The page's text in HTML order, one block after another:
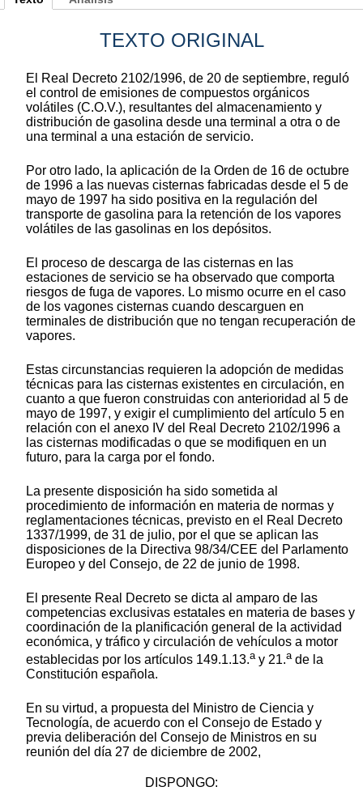
TEXTO ORIGINAL
El Real Decreto 2102/1996, de 20 de septiembre, reguló
el control de emisiones de compuestos orgánicos
volátiles (C.O.V.), resultantes del almacenamiento y
distribución de gasolina desde una terminal a otra o de
una terminal a una estación de servicio.
Por otro lado, la aplicación de la Orden de 16 de octubre
de 1996 a las nuevas cisternas fabricadas desde el 5 de
mayo de 1997 ha sido positiva en la regulación del
transporte de gasolina para la retención de los vapores
volátiles de las gasolinas en los depósitos.
El proceso de descarga de las cisternas en las
estaciones de servicio se ha observado que comporta
riesgos de fuga de vapores. Lo mismo ocurre en el caso
de los vagones cisternas cuando descarguen en
terminales de distribución que no tengan recuperación de
vapores.
Estas circunstancias requieren la adopción de medidas
técnicas para las cisternas existentes en circulación, en
cuanto a que fueron construidas con anterioridad al 5 de
mayo de 1997, y exigir el cumplimiento del artículo 5 en
relación con el anexo IV del Real Decreto 2102/1996 a
las cisternas modificadas o que se modifiquen en un
futuro, para la carga por el fondo.
La presente disposición ha sido sometida al
procedimiento de información en materia de normas y
reglamentaciones técnicas, previsto en el Real Decreto
1337/1999, de 31 de julio, por el que se aplican las
disposiciones de la Directiva 98/34/CEE del Parlamento
Europeo y del Consejo, de 22 de junio de 1998.
El presente Real Decreto se dicta al amparo de las
competencias exclusivas estatales en materia de bases y
coordinación de la planificación general de la actividad
económica, y tráfico y circulación de vehículos a motor
establecidas por los artículos 149.1.13.ay 21.ade la
Constitución española.
En su virtud, a propuesta del Ministro de Ciencia y
Tecnología, de acuerdo con el Consejo de Estado y
previa deliberación del Consejo de Ministros en su
reunión del día 27 de diciembre de 2002,
DISPONGO: